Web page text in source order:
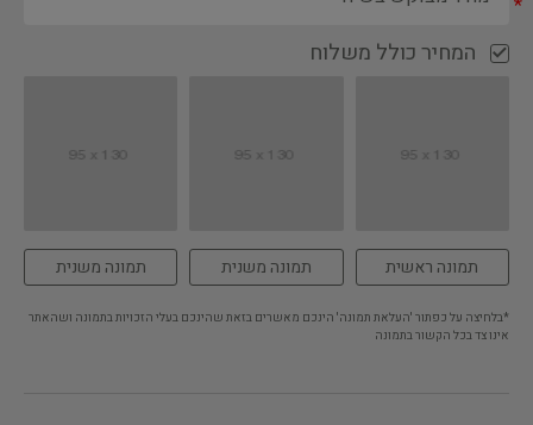
*
המחיר כולל משלוח
תמונה ראשית תמונה משנית תמונה משנית
*בלחיצה על כפתור 'העלאת תמונה' הינכם מאשרים בזאת שהינכם בעלי הזכויות בתמונה ושהאתר
אינו צד בכל הקשור בתמונה